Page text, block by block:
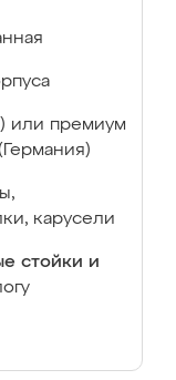
или премиум
карусели
стойки и